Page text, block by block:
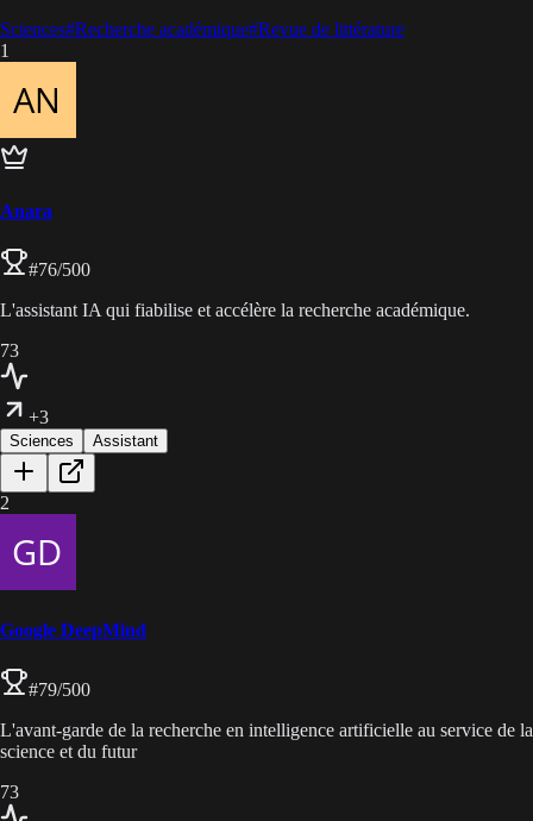
Sciences#Recherche académique#Revue de littérature
1
Anara
#76/500
L'assistant IA qui fiabilise et accélère la recherche académique.
73
+3
Sciences Assistant
2
Google DeepMind
#79/500
L'avant-garde de la recherche en intelligence artificielle au service de la
science et du futur
73